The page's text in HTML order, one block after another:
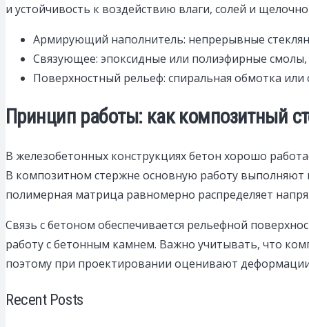
и устойчивость к воздействию влаги, солей и
Армирующий наполнитель: непрерывные
Связующее: эпоксидные или полиэфирные
Поверхностный рельеф: спиральная обмотка
Принцип работы: как композитный
В железобетонных конструкциях бетон хорошо
В композитном стержне основную работу
полимерная матрица равномерно распределяет
Связь с бетоном обеспечивается рельефной
работу с бетонным камнем. Важно учитывать, что
поэтому при проектировании оценивают
Recent Posts